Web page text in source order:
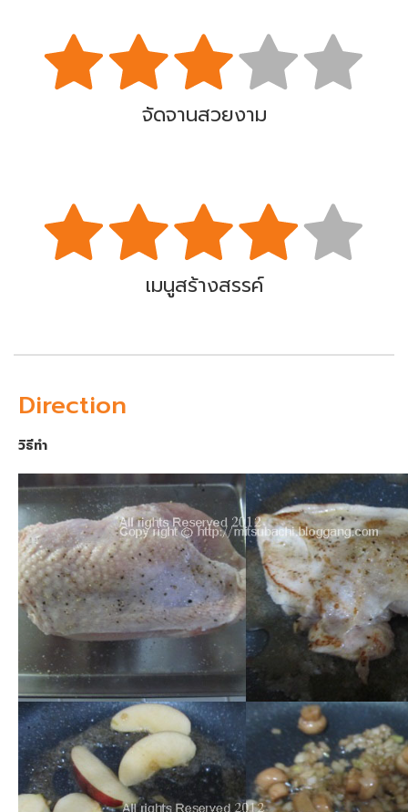
จัดจานสวยงาม
เมนูสร้างสรรค์
Direction
วิธีทำ